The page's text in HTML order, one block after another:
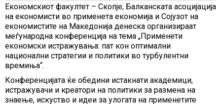
Економскиот факултет – Скопје, Балканската асоцијација
на економисти во применета економија и Сојузот на
економистите на Македонија денеска организираат
меѓународна конференција на тема „Применети
економски истражувања: пат кон оптимални
национални стратегии и политики во турбулентни
времиња“.
Конференцијата ќе обедини истакнати академици,
истражувачи и креатори на политики за размена на
знаење, искуство и идеи за улогата на применетите